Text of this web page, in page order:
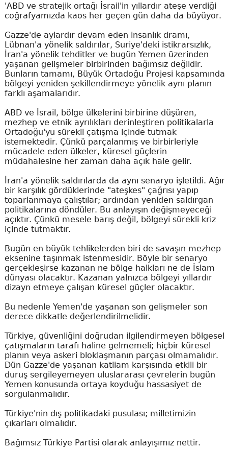
'ABD ve stratejik ortağı İsrail'in yıllardır ateşe verdiği
coğrafyamızda kaos her geçen gün daha da büyüyor.
Gazze'de aylardır devam eden insanlık dramı,
Lübnan'a yönelik saldırılar, Suriye'deki istikrarsızlık,
İran'a yönelik tehditler ve bugün Yemen üzerinden
yaşanan gelişmeler birbirinden bağımsız değildir.
Bunların tamamı, Büyük Ortadoğu Projesi kapsamında
bölgeyi yeniden şekillendirmeye yönelik aynı planın
farklı aşamalarıdır.
ABD ve İsrail, bölge ülkelerini birbirine düşüren,
mezhep ve etnik ayrılıkları derinleştiren politikalarla
Ortadoğu'yu sürekli çatışma içinde tutmak
istemektedir. Çünkü parçalanmış ve birbirleriyle
mücadele eden ülkeler, küresel güçlerin
müdahalesine her zaman daha açık hale gelir.
İran'a yönelik saldırılarda da aynı senaryo işletildi. Ağır
bir karşılık gördüklerinde "ateşkes" çağrısı yapıp
toparlanmaya çalıştılar; ardından yeniden saldırgan
politikalarına döndüler. Bu anlayışın değişmeyeceği
açıktır. Çünkü mesele barış değil, bölgeyi sürekli kriz
içinde tutmaktır.
Bugün en büyük tehlikelerden biri de savaşın mezhep
eksenine taşınmak istenmesidir. Böyle bir senaryo
gerçekleşirse kazanan ne bölge halkları ne de İslam
dünyası olacaktır. Kazanan yalnızca bölgeyi yıllardır
dizayn etmeye çalışan küresel güçler olacaktır.
Bu nedenle Yemen'de yaşanan son gelişmeler son
derece dikkatle değerlendirilmelidir.
Türkiye, güvenliğini doğrudan ilgilendirmeyen bölgesel
çatışmaların tarafı haline gelmemeli; hiçbir küresel
planın veya askeri bloklaşmanın parçası olmamalıdır.
Dün Gazze'de yaşanan katliam karşısında etkili bir
duruş sergileyemeyen uluslararası çevrelerin bugün
Yemen konusunda ortaya koyduğu hassasiyet de
sorgulanmalıdır.
Türkiye'nin dış politikadaki pusulası; milletimizin
çıkarları olmalıdır.
Bağımsız Türkiye Partisi olarak anlayışımız nettir.